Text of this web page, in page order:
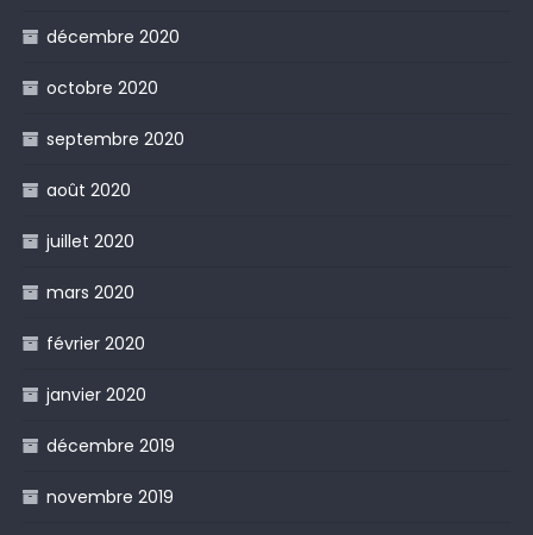
décembre 2020
octobre 2020
septembre 2020
août 2020
juillet 2020
mars 2020
février 2020
janvier 2020
décembre 2019
novembre 2019